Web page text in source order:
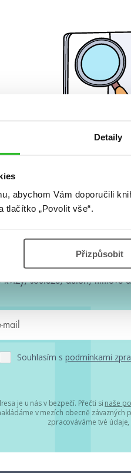
Detaily
abychom Vám doporučili
tlačítko „Povolit vše“.
Přizpůsobit
#youngadult každý měsíc
kvízy, soutěže, autoři, filmové
Souhlasím s podmínkami
je u nás v bezpečí. Přečti si naše
v mezích obecně závazných
zpracováváme tvé